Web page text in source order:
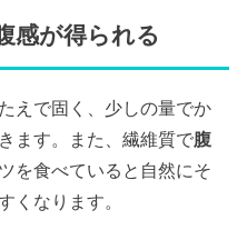
感が得られる
えで固く、少しの量でか
ます。また、繊維質で腹
を食べていると自然にそ
くなります。